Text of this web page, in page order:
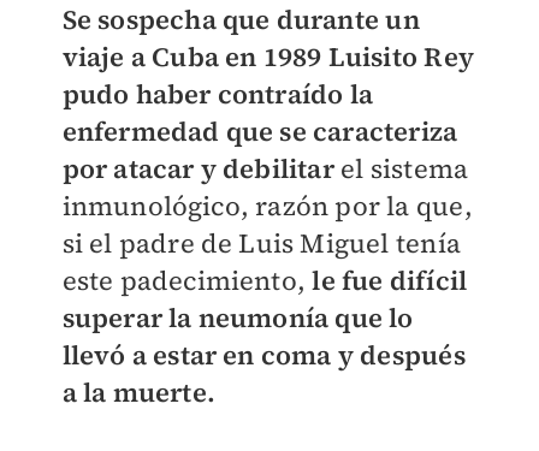
Se sospecha que durante un
viaje a Cuba en 1989 Luisito Rey
pudo haber contraído la
enfermedad que se caracteriza
por atacar y debilitarel sistema
inmunológico, razón por la que,
si el padre de Luis Miguel tenía
este padecimiento, le fue difícil
superar la neumonía que lo
llevó a estar en coma y después
a la muerte.